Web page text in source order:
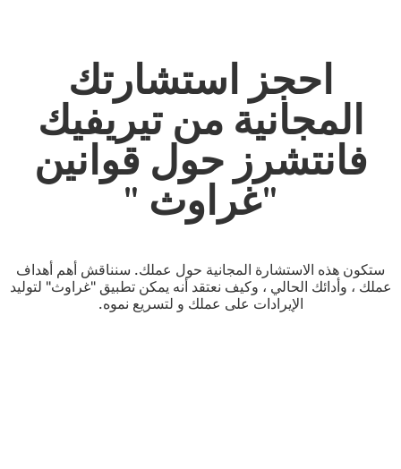
احجز استشارتك
المجانية من تيريفيك
فانتشرز حول قوانين
"غراوث "
ستكون هذه الاستشارة المجانية حول عملك. سنناقش أهم أهداف
عملك ، وأدائك الحالي ، وكيف نعتقد أنه يمكن تطبيق "غراوث" لتوليد
الإيرادات على عملك و لتسريع نموه.